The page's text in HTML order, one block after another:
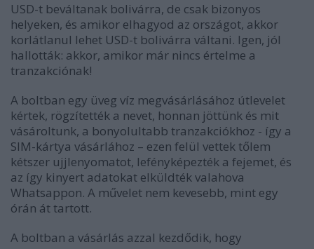
USD-t beváltanak bolivárra, de csak bizonyos
helyeken, és amikor elhagyod az országot, akkor
korlátlanul lehet USD-t bolivárra váltani. Igen, jól
hallották: akkor, amikor már nincs értelme a
tranzakciónak!
A boltban egy üveg víz megvásárlásához útlevelet
kértek, rögzítették a nevet, honnan jöttünk és mit
vásároltunk, a bonyolultabb tranzakciókhoz - így a
SIM-kártya vásárlához – ezen felül vettek tőlem
kétszer ujjlenyomatot, lefényképezték a fejemet, és
az így kinyert adatokat elküldték valahova
Whatsappon. A művelet nem kevesebb, mint egy
órán át tartott.
A boltban a vásárlás azzal kezdődik, hogy